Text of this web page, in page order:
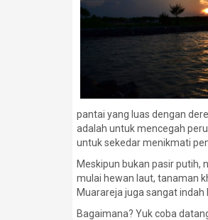
pantai yang luas dengan
adalah untuk mencegah
untuk sekedar menikmati
Meskipun bukan pasir putih,
mulai hewan laut, tanaman
Muarareja juga sangat indah
Bagaimana? Yuk coba